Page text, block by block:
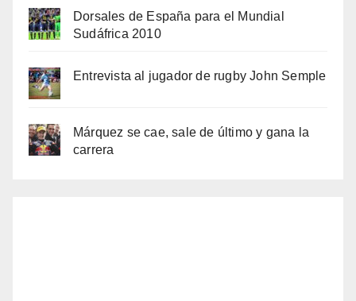
Dorsales de España para el Mundial
Sudáfrica 2010
Entrevista al jugador de rugby John Semple
Márquez se cae, sale de último y gana la
carrera